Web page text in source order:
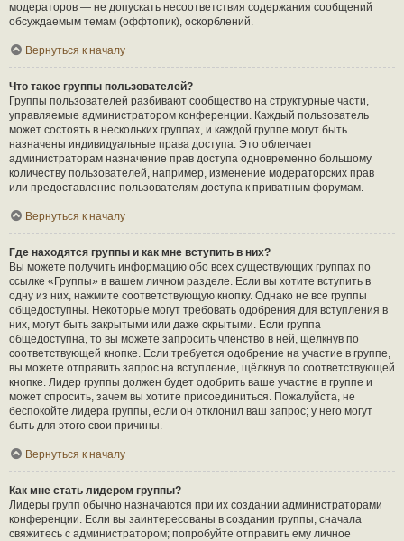
модераторов — не допускать несоответствия содержания сообщений
обсуждаемым темам (оффтопик), оскорблений.
Вернуться к началу
Что такое группы пользователей?
Группы пользователей разбивают сообщество на структурные части,
управляемые администратором конференции. Каждый пользователь
может состоять в нескольких группах, и каждой группе могут быть
назначены индивидуальные права доступа. Это облегчает
администраторам назначение прав доступа одновременно большому
количеству пользователей, например, изменение модераторских прав
или предоставление пользователям доступа к приватным форумам.
Вернуться к началу
Где находятся группы и как мне вступить в них?
Вы можете получить информацию обо всех существующих группах по
ссылке «Группы» в вашем личном разделе. Если вы хотите вступить в
одну из них, нажмите соответствующую кнопку. Однако не все группы
общедоступны. Некоторые могут требовать одобрения для вступления в
них, могут быть закрытыми или даже скрытыми. Если группа
общедоступна, то вы можете запросить членство в ней, щёлкнув по
соответствующей кнопке. Если требуется одобрение на участие в группе,
вы можете отправить запрос на вступление, щёлкнув по соответствующей
кнопке. Лидер группы должен будет одобрить ваше участие в группе и
может спросить, зачем вы хотите присоединиться. Пожалуйста, не
беспокойте лидера группы, если он отклонил ваш запрос; у него могут
быть для этого свои причины.
Вернуться к началу
Как мне стать лидером группы?
Лидеры групп обычно назначаются при их создании администраторами
конференции. Если вы заинтересованы в создании группы, сначала
свяжитесь с администратором; попробуйте отправить ему личное